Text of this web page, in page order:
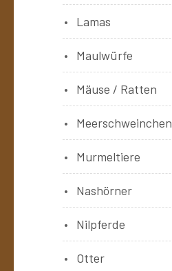
Lamas
Maulwürfe
Mäuse / Ratten
Meerschweinchen
Murmeltiere
Nashörner
Nilpferde
Otter